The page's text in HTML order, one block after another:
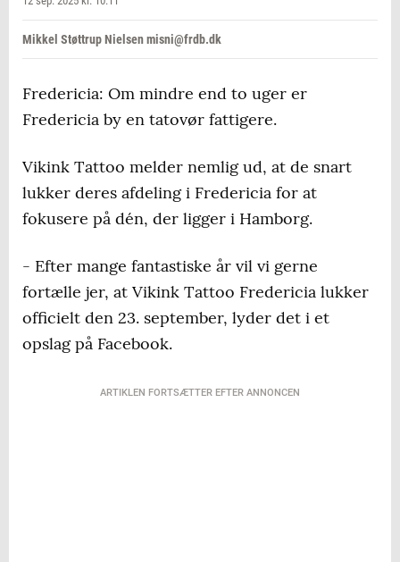
Mikkel Støttrup Nielsen misni@frdb.dk
Fredericia: Om mindre end to uger er
Fredericia by en tatovør fattigere.
Vikink Tattoo melder nemlig ud, at de snart
lukker deres afdeling i Fredericia for at
fokusere på dén, der ligger i Hamborg.
- Efter mange fantastiske år vil vi gerne
fortælle jer, at Vikink Tattoo Fredericia lukker
officielt den 23. september, lyder det i et
opslag på Facebook.
ARTIKLEN FORTSÆTTER EFTER ANNONCEN